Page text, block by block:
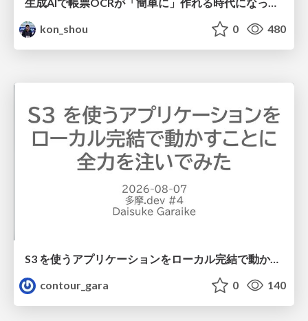
kon_shou
0 480
S3 を使うアプリケーションをローカル完結で動かすことに全力を注いでみた / Running S3 Apps Offline
contour_gara
0 140